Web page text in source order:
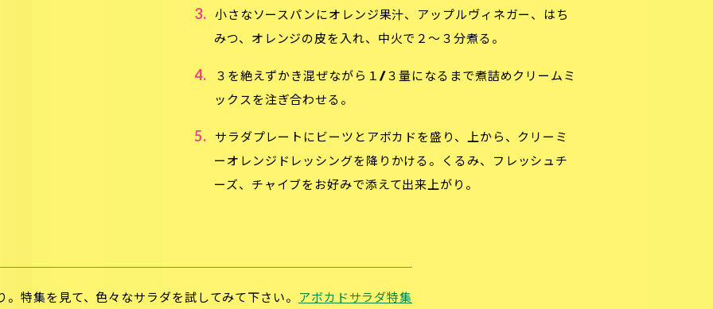
3.
小さなソースパンにオレンジ果汁、アップルヴィネガー、はち
みつ、オレンジの皮を入れ、中火で２〜３分煮る。
4.
３を絶えずかき混ぜながら１/３量になるまで煮詰めクリームミ
ックスを注ぎ合わせる。
5.
サラダプレートにビーツとアボカドを盛り、上から、クリーミ
ーオレンジドレッシングを降りかける。くるみ、フレッシュチ
ーズ、チャイブをお好みで添えて出来上がり。
特集を見て、色々なサラダを試してみて下さい。 アボカドサラダ特集